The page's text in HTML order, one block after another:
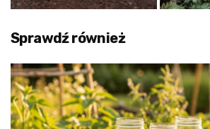
Sprawdź również